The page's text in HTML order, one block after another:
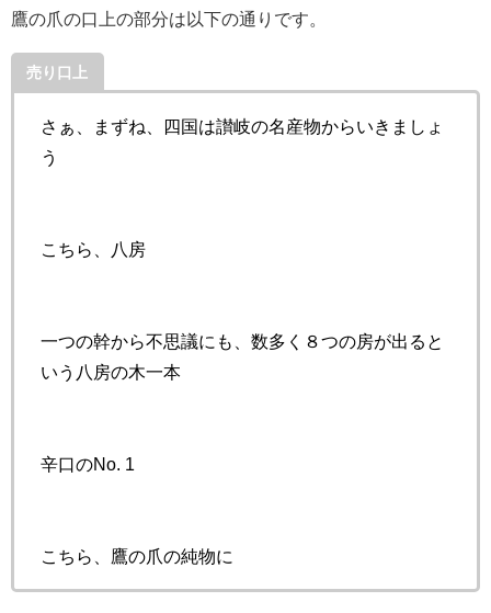
鷹の爪の口上の部分は以下の通りです。
売り口上
さぁ、まずね、四国は讃岐の名産物からいきましょ
う
こちら、八房
一つの幹から不思議にも、数多く８つの房が出ると
いう八房の木一本
辛口のNo. 1
こちら、鷹の爪の純物に